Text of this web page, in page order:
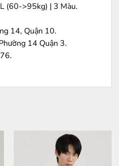
(60->95kg) | 3 Màu.
14, Quận 10.
14 Quận 3.